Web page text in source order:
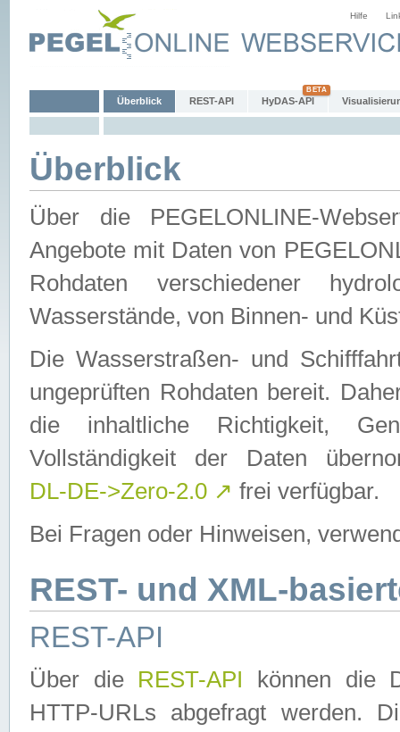
Hilfe
Überblick REST-API HyDAS-API
Überblick
Über die PEGELONLINE-
Angebote mit Daten von
Rohdaten verschiedener
Wasserstände, von Binnen- und
Die Wasserstraßen- und
ungeprüften Rohdaten bereit.
die inhaltliche Richtigkeit,
Vollständigkeit der Daten
DL-DE->Zero-2.0 ↗ frei verfügbar.
Bei Fragen oder Hinweisen,
REST- und XML-
REST-API
Über die REST-API können die
HTTP-URLs abgefragt werden.